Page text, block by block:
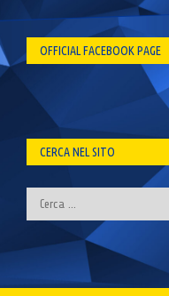
OFFICIAL FACEBOOK PAGE
CERCA NEL SITO